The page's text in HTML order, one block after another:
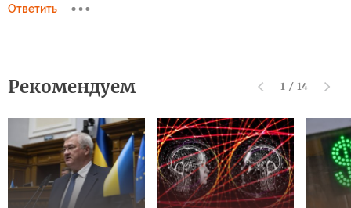
Ответить
Рекомендуем 1 / 14